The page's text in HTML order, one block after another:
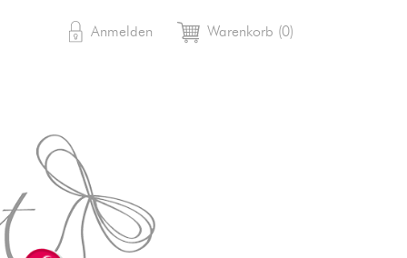
 Anmelden shopping_cart Warenkorb (0)